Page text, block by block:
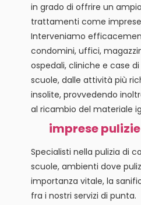
in grado di offrire un
trattamenti come
Interveniamo
condomini, uffici,
ospedali, cliniche e case
scuole, dalle attività più
insolite, provvedendo
al ricambio del materiale
imprese
Specialisti nella pulizia di
scuole, ambienti dove
importanza vitale, la
fra i nostri servizi di punta.